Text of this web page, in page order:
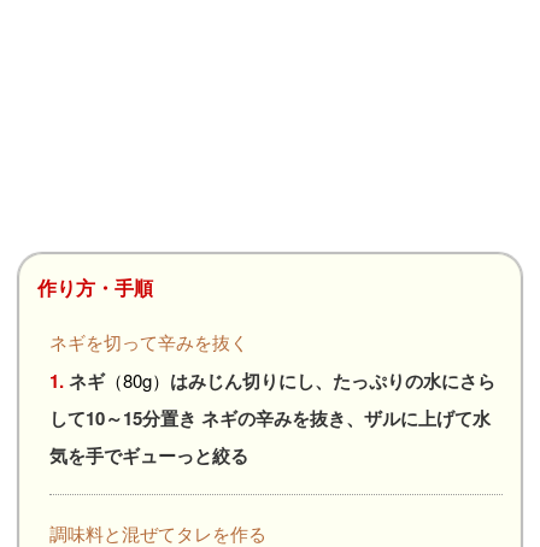
作り方・手順
ネギを切って辛みを抜く
1.ネギ（80g） はみじん切りにし、たっぷりの水にさら
して10～15分置き ネギの辛みを抜き、ザルに上げて水
気を手でギューっと絞る
調味料と混ぜてタレを作る